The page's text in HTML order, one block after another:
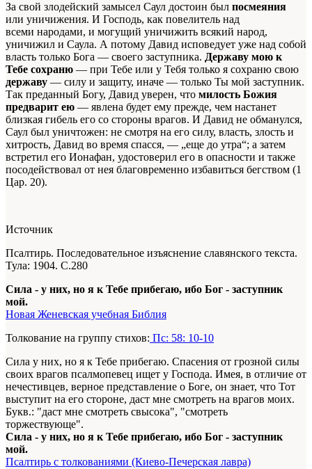
За свой злодейский замысел Саул достоин был посмеяния
или уничижения. И Господь, как повелитель над
всеми народами, и могущий уничижить всякий народ,
уничижил и Саула. А потому Давид исповедует уже над собой
власть только Бога — своего заступника. Державу мою к
Тебе сохраню — при Тебе или у Тебя только я сохраню свою
державу — силу и защиту, иначе — только Ты мой заступник.
Так преданный Богу, Давид уверен, что милость Божия
предварит ею — явлена будет ему прежде, чем настанет
близкая гибель его со стороны врагов. И Давид не обманулся,
Саул был уничтожен: не смотря на его силу, власть, злость и
хитрость, Давид во время спасся, — „еще до утра“; а затем
встретил его Ионафан, удостоверил его в опасности и также
посодействовал от нея благовременно избавиться бегством (1
Цар. 20).
Источник
Псалтирь. Последовательное изъяснение славянского текста.
Тула: 1904. С.280
Сила - у них, но я к Тебе прибегаю, ибо Бог - заступник
мой.
Новая Женевская учебная Библия
Толкование на группу стихов: Пс: 58: 10-10
Сила у них, но я к Тебе прибегаю. Спасения от грозной силы
своих врагов псалмопевец ищет у Господа. Имея, в отличие от
нечестивцев, верное представление о Боге, он знает, что Тот
выступит на его стороне, даст мне смотреть на врагов моих.
Букв.: "даст мне смотреть свысока", "смотреть
торжествующе".
Сила - у них, но я к Тебе прибегаю, ибо Бог - заступник
мой.
Псалтирь с толкованиями (Киево-Печерская лавра)